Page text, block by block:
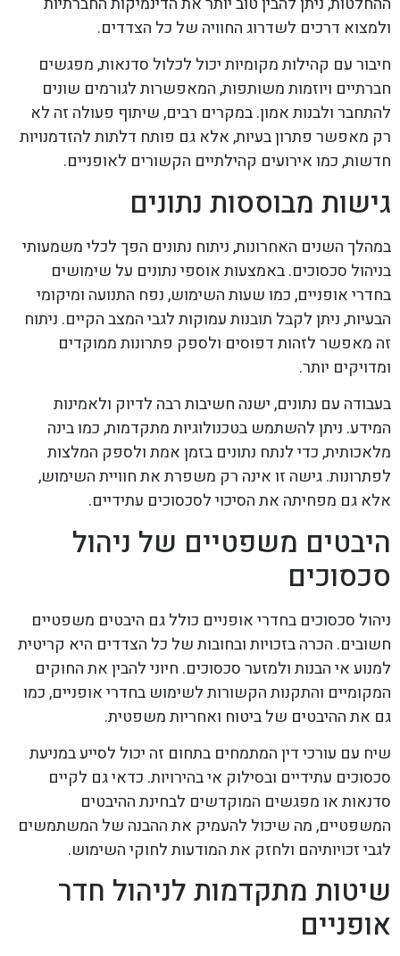
ולמצוא דרכים לשדרוג החוויה של כל הצדדים.
חיבור עם קהילות מקומיות יכול לכלול סדנאות, מפגשים
חברתיים ויוזמות משותפות, המאפשרות לגורמים שונים
להתחבר ולבנות אמון. במקרים רבים, שיתוף פעולה זה לא
רק מאפשר פתרון בעיות, אלא גם פותח דלתות להזדמנויות
חדשות, כמו אירועים קהילתיים הקשורים לאופניים.
גישות מבוססות נתונים
במהלך השנים האחרונות, ניתוח נתונים הפך לכלי משמעותי
בניהול סכסוכים. באמצעות אוספי נתונים על שימושים
בחדרי אופניים, כמו שעות השימוש, נפח התנועה ומיקומי
הבעיות, ניתן לקבל תובנות עמוקות לגבי המצב הקיים. ניתוח
זה מאפשר לזהות דפוסים ולספק פתרונות ממוקדים
ומדויקים יותר.
בעבודה עם נתונים, ישנה חשיבות רבה לדיוק ולאמינות
המידע. ניתן להשתמש בטכנולוגיות מתקדמות, כמו בינה
מלאכותית, כדי לנתח נתונים בזמן אמת ולספק המלצות
לפתרונות. גישה זו אינה רק משפרת את חוויית השימוש,
אלא גם מפחיתה את הסיכוי לסכסוכים עתידיים.
היבטים משפטיים של ניהול
סכסוכים
ניהול סכסוכים בחדרי אופניים כולל גם היבטים משפטיים
חשובים. הכרה בזכויות ובחובות של כל הצדדים היא קריטית
למנוע אי הבנות ולמזער סכסוכים. חיוני להבין את החוקים
המקומיים והתקנות הקשורות לשימוש בחדרי אופניים, כמו
גם את ההיבטים של ביטוח ואחריות משפטית.
שיח עם עורכי דין המתמחים בתחום זה יכול לסייע במניעת
סכסוכים עתידיים ובסילוק אי בהירויות. כדאי גם לקיים
סדנאות או מפגשים המוקדשים לבחינת ההיבטים
המשפטיים, מה שיכול להעמיק את ההבנה של המשתמשים
לגבי זכויותיהם ולחזק את המודעות לחוקי השימוש.
שיטות מתקדמות לניהול חדר
אופניים